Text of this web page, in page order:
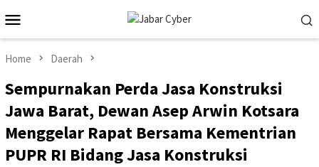
to
contentMenu
Home Daerah
Sempurnakan Perda Jasa Konstruksi
Jawa Barat, Dewan Asep Arwin Kotsara
Menggelar Rapat Bersama Kementrian
PUPR RI Bidang Jasa Konstruksi